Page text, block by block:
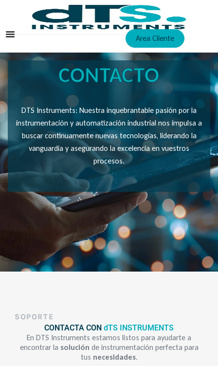
contenido
Area Cliente
CONTACTO
DTS Instruments: Nuestra inquebrantable pasión por la
instrumentación y automatización industrial nos impulsa a
buscar continuamente nuevas tecnologías, liderando la
vanguardia y asegurando la excelencia en vuestros
procesos.
SOPORTE
CONTACTA CON dTS INSTRUMENTS
En DTS Instruments estamos listos para ayudarte a
encontrar la solución de instrumentación perfecta para
tus necesidades.